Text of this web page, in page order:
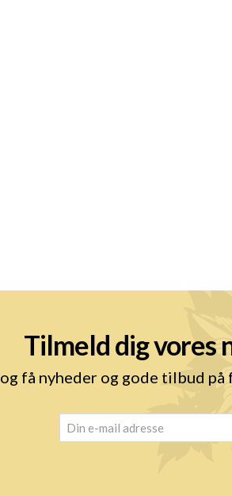
Tilmeld dig vores
og få nyheder og gode tilbud
email (Påkrævet)